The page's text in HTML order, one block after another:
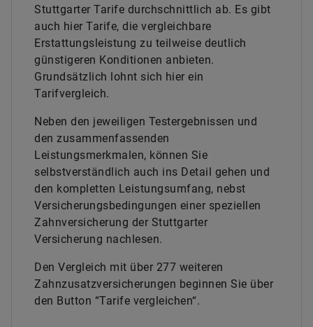
Stuttgarter Tarife durchschnittlich ab. Es gibt
auch hier Tarife, die vergleichbare
Erstattungsleistung zu teilweise deutlich
günstigeren Konditionen anbieten.
Grundsätzlich lohnt sich hier ein
Tarifvergleich.
Neben den jeweiligen Testergebnissen und
den zusammenfassenden
Leistungsmerkmalen, können Sie
selbstverständlich auch ins Detail gehen und
den kompletten Leistungsumfang, nebst
Versicherungsbedingungen einer speziellen
Zahnversicherung der Stuttgarter
Versicherung nachlesen.
Den Vergleich mit über 277 weiteren
Zahnzusatzversicherungen beginnen Sie über
den Button “Tarife vergleichen“.